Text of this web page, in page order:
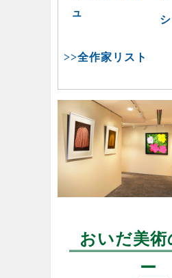
ュ
>>全作家リスト
おいだ美術
ー